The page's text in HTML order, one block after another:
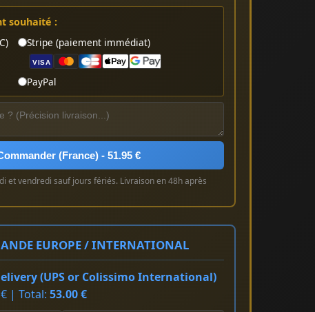
souhaité :
Stripe (paiement immédiat)
VISA
PayPal
(France) - 51.95 €
et vendredi sauf jours fériés. Livraison en 48h après
EUROPE / INTERNATIONAL
(UPS or Colissimo International)
| Total: 53.00 €